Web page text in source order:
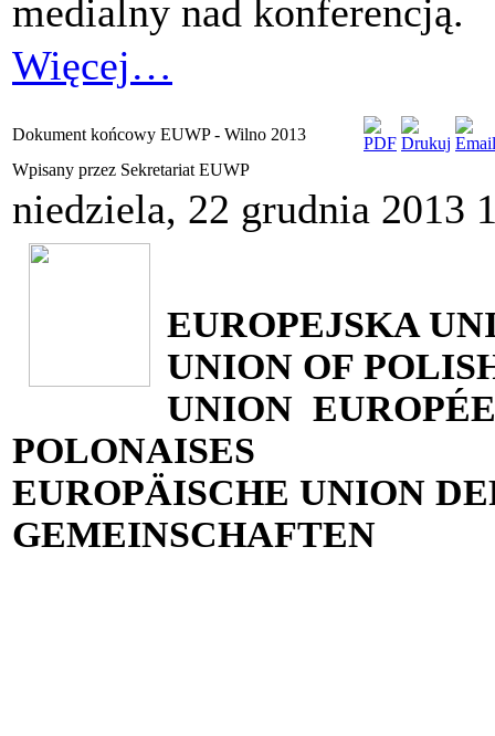
medialny nad konferencją.
Więcej…
Dokument końcowy EUWP - Wilno 2013
Wpisany przez Sekretariat EUWP
niedziela, 22 grudnia 2013
EUROPEJSKA
UNION OF
UNION
POLONAISES
EUROPÄISCHE UNION
GEMEINSCHAFTEN